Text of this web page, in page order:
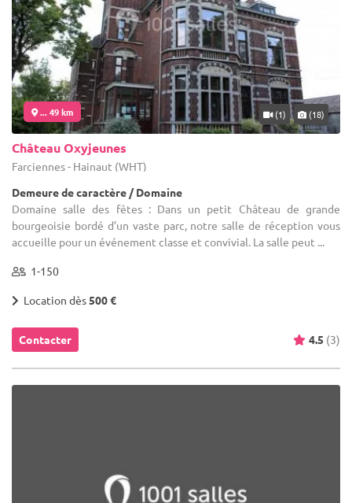
... 49 km (1) (18)
Château Oxyjeunes
Farciennes - Hainaut (WHT)
Demeure de caractère / Domaine
Domaine salle des fêtes : Dans un petit Château de grande
bourgeoisie bordé d’un vaste parc, notre salle de réception vous
accueille pour un événement classe et convivial. La salle peut ...
1-150
Location dès500 €
Contacter 4.5 (3)